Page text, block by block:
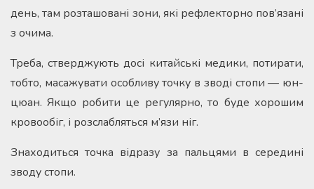
день, там розташовані зони, які рефлекторно пов’язані
з очима.
Треба, стверджують досі китайські медики, потирати,
тобто, масажувати особливу точку в зводі стопи — юн-
цюан. Якщо робити це регулярно, то буде хорошим
кровообіг, і розслабляться м’язи ніг.
Знаходиться точка відразу за пальцями в середині
зводу стопи.